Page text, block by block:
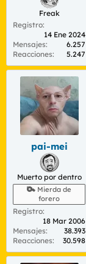
Freak
Registro
14 Ene 2024
Mensajes
6.257
Reacciones
5.247
pai-mei
Muerto por dentro
Mierda de
forero
Registro
18 Mar 2006
Mensajes
38.393
Reacciones
30.598